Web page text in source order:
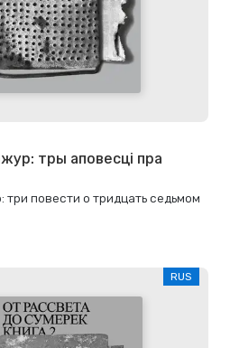
тры аповесці пра
повести о тридцать седьмом
RUS